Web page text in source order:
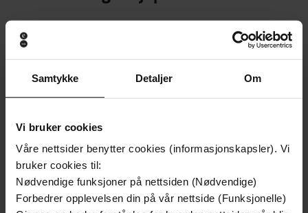
Samtykke Detaljer Om
Vi bruker cookies
Våre nettsider benytter cookies (informasjonskapsler). Vi
bruker cookies til:
Nødvendige funksjoner på nettsiden (Nødvendige)
Forbedrer opplevelsen din på vår nettside (Funksjonelle)